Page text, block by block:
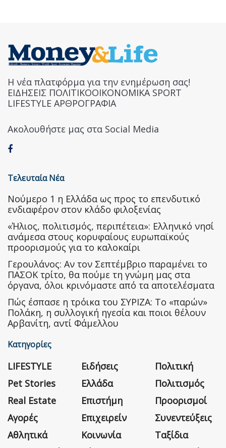
Η νέα πλατφόρμα για την ενημέρωση σας!
ΕΙΔΗΣΕΙΣ ΠΟΛΙΤΙΚΟΟΙΚΟΝΟΜΙΚΑ SPORT
LIFESTYLE ΑΡΘΡΟΓΡΑΦΙΑ
Ακολουθήστε μας στα Social Media
Τελευταία Νέα
Nούμερο 1 η Ελλάδα ως προς το επενδυτικό
ενδιαφέρον στον κλάδο φιλοξενίας
«Ήλιος, πολιτισμός, περιπέτεια»: Ελληνικό νησί
ανάμεσα στους κορυφαίους ευρωπαϊκούς
προορισμούς για το καλοκαίρι
Γερουλάνος: Αν τον Σεπτέμβριο παραμένει το
ΠΑΣΟΚ τρίτο, θα πούμε τη γνώμη μας στα
όργανα, όλοι κρινόμαστε από τα αποτελέσματα
Πώς έσπασε η τρόικα του ΣΥΡΙΖΑ: Το «παρών»
Πολάκη, η συλλογική ηγεσία και ποιοι θέλουν
Αρβανίτη, αντί Φάμελλου
Κατηγορίες
LIFESTYLE
Pet Stories
Real Estate
Αγορές
Αθλητικά
Ειδήσεις
Ελλάδα
Επιστήμη
Επιχειρείν
Κοινωνία
Πολιτική
Πολιτισμός
Προορισμοί
Συνεντεύξεις
Ταξίδια